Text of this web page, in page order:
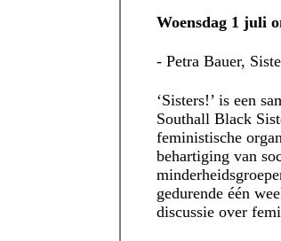
Woensdag 1 juli
- Petra Bauer,
‘Sisters!’ is een
Southall Black
feministische
behartiging van
gedurende één
discussie over